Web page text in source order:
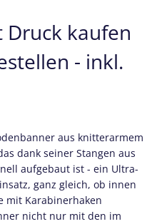
kaufen
- inkl.
aus knitterarmem
dank seiner Stangen aus
aufgebaut ist - ein Ultra-
ganz gleich, ob innen
mit Karabinerhaken
nicht nur mit den im